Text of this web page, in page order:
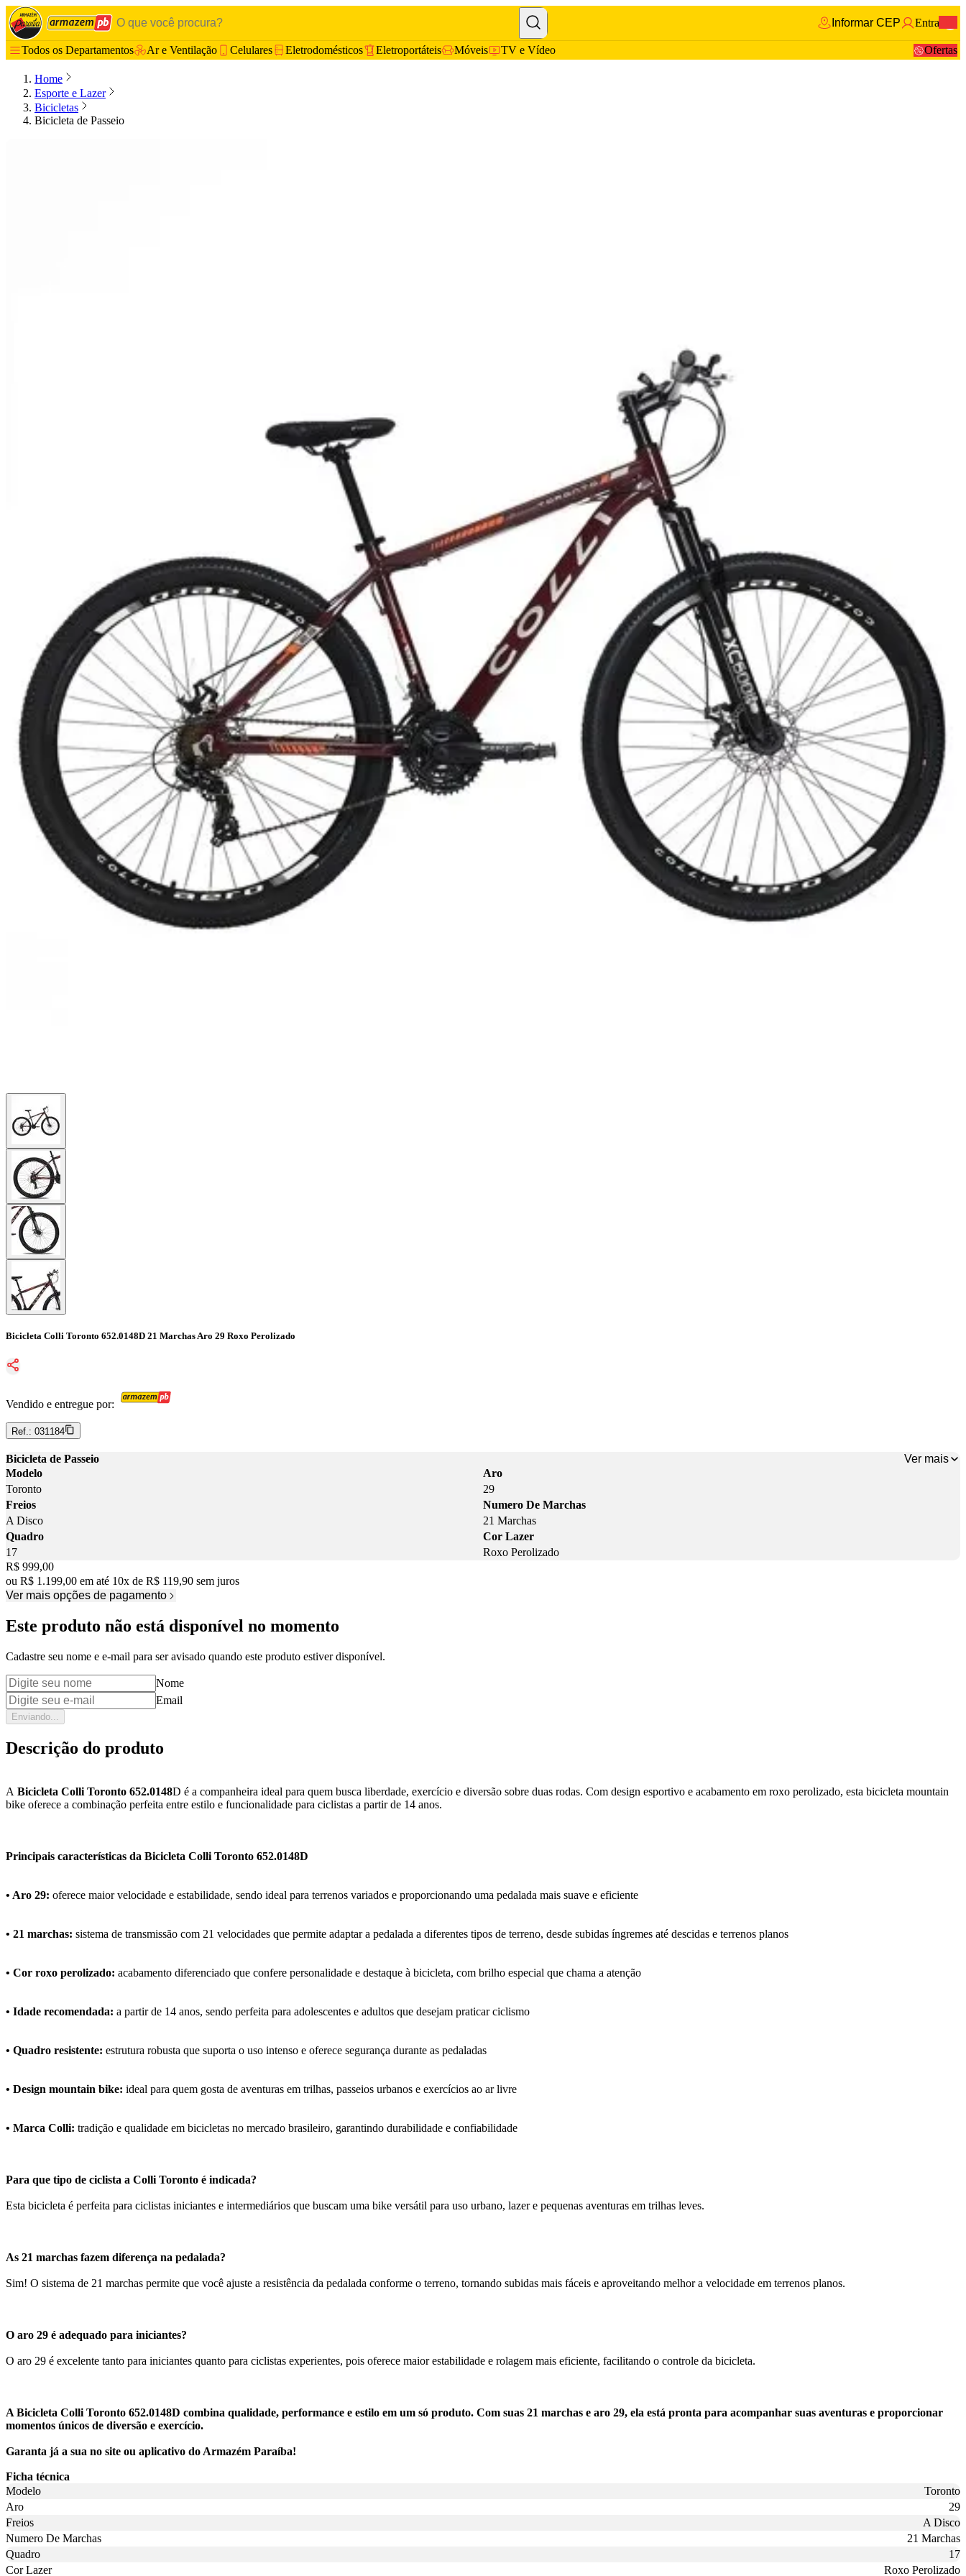
Informar CEP Entrar
Todos os Departamentos Ar e Ventilação Celulares Eletrodomésticos Eletroportáteis Móveis TV e Vídeo Ofertas
Home
Esporte e Lazer
Bicicletas
Bicicleta de Passeio
Bicicleta Colli Toronto 652.0148D 21 Marchas Aro 29 Roxo Perolizado
Vendido e entregue por:
Ref.: 031184
Bicicleta de Passeio
Ver mais
Modelo
Toronto
Aro
29
Freios
A Disco
Numero De Marchas
21 Marchas
Quadro
17
Cor Lazer
Roxo Perolizado
Price:
R$ 999,00
ou R$ 1.199,00 em até 10x de R$ 119,90 sem juros
Ver mais opções de pagamento
Este produto não está disponível no momento
Cadastre seu nome e e-mail para ser avisado quando este produto estiver disponível.
Nome
Email
Enviando...
Descrição do produto
A Bicicleta Colli Toronto 652.0148D é a companheira ideal para quem busca liberdade, exercício e diversão sobre duas rodas. Com design esportivo e acabamento em roxo perolizado, esta bicicleta mountain
bike oferece a combinação perfeita entre estilo e funcionalidade para ciclistas a partir de 14 anos.
Principais características da Bicicleta Colli Toronto 652.0148D
• Aro 29: oferece maior velocidade e estabilidade, sendo ideal para terrenos variados e proporcionando uma pedalada mais suave e eficiente
• 21 marchas: sistema de transmissão com 21 velocidades que permite adaptar a pedalada a diferentes tipos de terreno, desde subidas íngremes até descidas e terrenos planos
• Cor roxo perolizado: acabamento diferenciado que confere personalidade e destaque à bicicleta, com brilho especial que chama a atenção
• Idade recomendada: a partir de 14 anos, sendo perfeita para adolescentes e adultos que desejam praticar ciclismo
• Quadro resistente: estrutura robusta que suporta o uso intenso e oferece segurança durante as pedaladas
• Design mountain bike: ideal para quem gosta de aventuras em trilhas, passeios urbanos e exercícios ao ar livre
• Marca Colli: tradição e qualidade em bicicletas no mercado brasileiro, garantindo durabilidade e confiabilidade
Para que tipo de ciclista a Colli Toronto é indicada?
Esta bicicleta é perfeita para ciclistas iniciantes e intermediários que buscam uma bike versátil para uso urbano, lazer e pequenas aventuras em trilhas leves.
As 21 marchas fazem diferença na pedalada?
Sim! O sistema de 21 marchas permite que você ajuste a resistência da pedalada conforme o terreno, tornando subidas mais fáceis e aproveitando melhor a velocidade em terrenos planos.
O aro 29 é adequado para iniciantes?
O aro 29 é excelente tanto para iniciantes quanto para ciclistas experientes, pois oferece maior estabilidade e rolagem mais eficiente, facilitando o controle da bicicleta.
A Bicicleta Colli Toronto 652.0148D combina qualidade, performance e estilo em um só produto. Com suas 21 marchas e aro 29, ela está pronta para acompanhar suas aventuras e proporcionar
momentos únicos de diversão e exercício.
Garanta já a sua no site ou aplicativo do Armazém Paraíba!
Ficha técnica
Modelo
Toronto
Aro
29
Freios
A Disco
Numero De Marchas
21 Marchas
Quadro
17
Cor Lazer
Roxo Perolizado